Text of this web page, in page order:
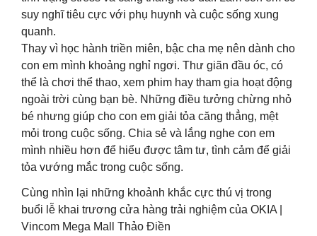
suy nghĩ tiêu cực với phụ huynh và cuộc sống xung
quanh.
Thay vì học hành triền miên, bậc cha mẹ nên dành cho
con em mình khoảng nghỉ ngơi. Thư giãn đầu óc, có
thể là chơi thể thao, xem phim hay tham gia hoạt động
ngoài trời cùng bạn bè. Những điều tưởng chừng nhỏ
bé nhưng giúp cho con em giải tỏa căng thẳng, mệt
mỏi trong cuộc sống. Chia sẻ và lắng nghe con em
mình nhiều hơn để hiểu được tâm tư, tình cảm để giải
tỏa vướng mắc trong cuộc sống.
Cùng nhìn lại những khoảnh khắc cực thú vị trong
buổi lễ khai trương cửa hàng trải nghiệm của OKIA |
Vincom Mega Mall Thảo Điền